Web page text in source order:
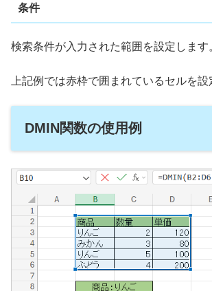
条件
検索条件が入力された範囲を設定します
上記例では赤枠で囲まれているセルを設
DMIN関数の使用例